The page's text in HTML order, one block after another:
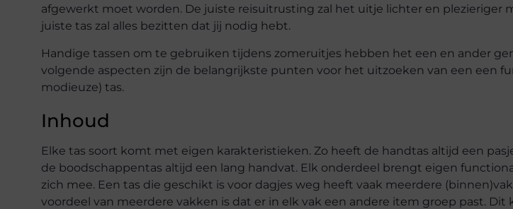
afgewerkt moet worden. De juiste reisuitrusting zal het uitje lichter en plezieriger
juiste tas zal alles bezitten dat jij nodig hebt.
Handige tassen om te gebruiken tijdens zomeruitjes hebben het een en ander
volgende aspecten zijn de belangrijkste punten voor het uitzoeken van een een
modieuze) tas.
Inhoud
Elke tas soort komt met eigen karakteristieken. Zo heeft de handtas altijd een
de boodschappentas altijd een lang handvat. Elk onderdeel brengt eigen
zich mee. Een tas die geschikt is voor dagjes weg heeft vaak meerdere
voordeel van meerdere vakken is dat er in elk vak een andere item groep past. Dit